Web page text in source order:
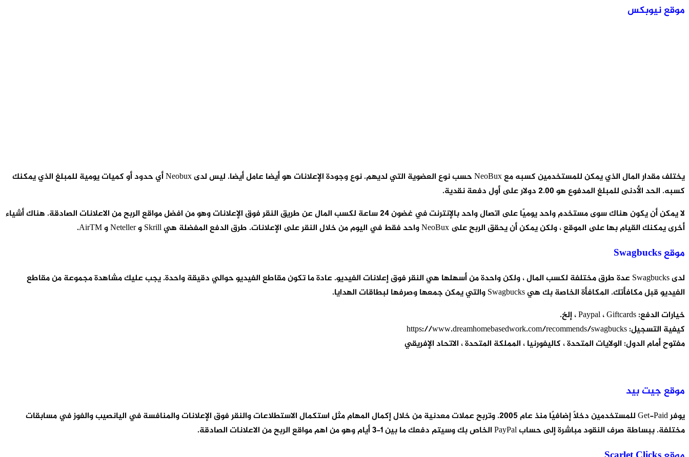
موقع نيوبكس
يختلف مقدار المال الذي يمكن للمستخدمين كسبه مع NeoBux حسب نوع العضوية التي لديهم. نوع وجودة الإعلانات هو أيضا عامل أيضا. ليس لدى Neobux أي حدود أو كميات يومية للمبلغ الذي يمكنك
كسبه. الحد الأدنى للمبلغ المدفوع هو 2.00 دولار على أول دفعة نقدية.
لا يمكن أن يكون هناك سوى مستخدم واحد يوميًا على اتصال واحد بالإنترنت في غضون 24 ساعة لكسب المال عن طريق النقر فوق الإعلانات وهو من افضل مواقع الربح من الاعلانات الصادقة. هناك أشياء
أخرى يمكنك القيام بها على الموقع ، ولكن يمكن أن يحقق الربح على NeoBux واحد فقط في اليوم من خلال النقر على الإعلانات. طرق الدفع المفضلة هي Skrill و Neteller و AirTM.
موقع Swagbucks
لدى Swagbucks عدة طرق مختلفة لكسب المال ، ولكن واحدة من أسهلها هي النقر فوق إعلانات الفيديو. عادة ما تكون مقاطع الفيديو حوالي دقيقة واحدة. يجب عليك مشاهدة مجموعة من مقاطع
الفيديو قبل مكافأتك. المكافأة الخاصة بك هي Swagbucks والتي يمكن جمعها وصرفها لبطاقات الهدايا.
خيارات الدفع: Paypal ، Giftcards ، إلخ.
كيفية التسجيل: https://www.dreamhomebasedwork.com/recommends/swagbucks
مفتوح أمام الدول: الولايات المتحدة ، كاليفورنيا ، المملكة المتحدة ، الاتحاد الإفريقي
موقع جيت بيد
يوفر Get-Paid للمستخدمين دخلًا إضافيًا منذ عام 2005. وتربح عملات معدنية من خلال إكمال المهام مثل استكمال الاستطلاعات والنقر فوق الإعلانات والمنافسة في اليانصيب والفوز في مسابقات
مختلفة. ببساطة صرف النقود مباشرة إلى حساب PayPal الخاص بك وسيتم دفعك ما بين 1-3 أيام وهو من اهم مواقع الربح من الاعلانات الصادقة.